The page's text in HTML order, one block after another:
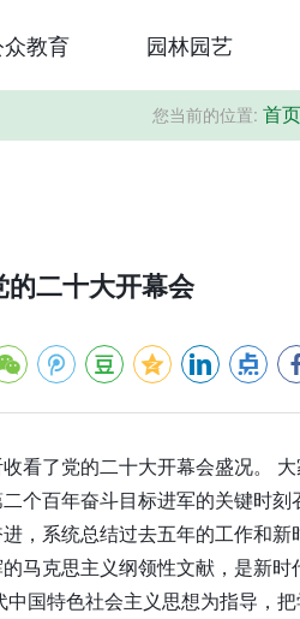
教育 园林园艺
您当前的位置: 首页
二十大开幕会
看了党的二十大开幕会盛况。 大
个百年奋斗目标进军的关键时刻
，系统总结过去五年的工作和新
马克思主义纲领性文献，是新时
国特色社会主义思想为指导，